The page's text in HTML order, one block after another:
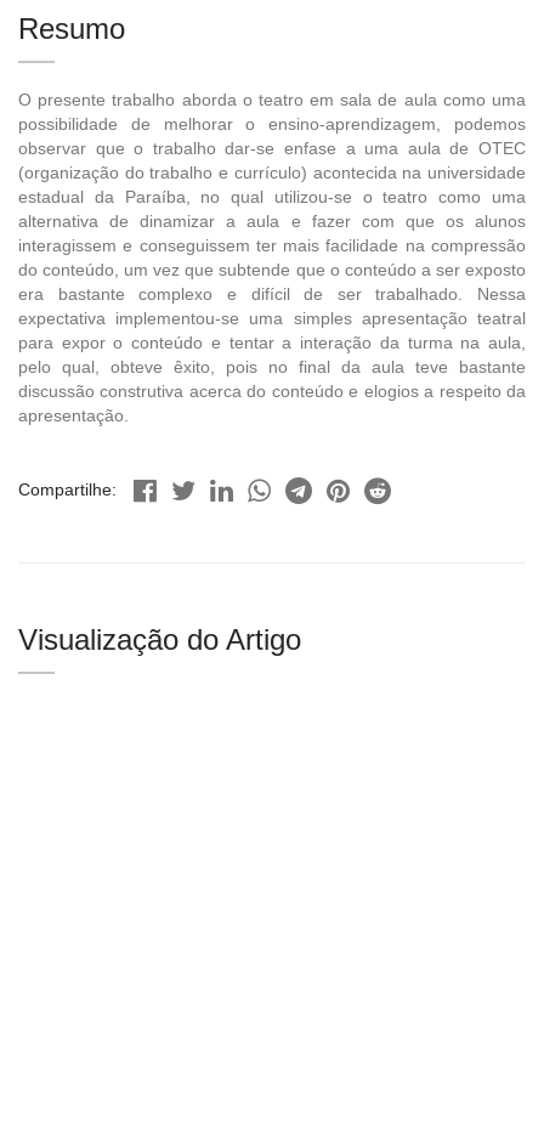
Resumo
O presente trabalho aborda o teatro em sala de aula como uma
possibilidade de melhorar o ensino-aprendizagem, podemos
observar que o trabalho dar-se enfase a uma aula de OTEC
(organização do trabalho e currículo) acontecida na universidade
estadual da Paraíba, no qual utilizou-se o teatro como uma
alternativa de dinamizar a aula e fazer com que os alunos
interagissem e conseguissem ter mais facilidade na compressão
do conteúdo, um vez que subtende que o conteúdo a ser exposto
era bastante complexo e difícil de ser trabalhado. Nessa
expectativa implementou-se uma simples apresentação teatral
para expor o conteúdo e tentar a interação da turma na aula,
pelo qual, obteve êxito, pois no final da aula teve bastante
discussão construtiva acerca do conteúdo e elogios a respeito da
apresentação.
Compartilhe:
Visualização do Artigo